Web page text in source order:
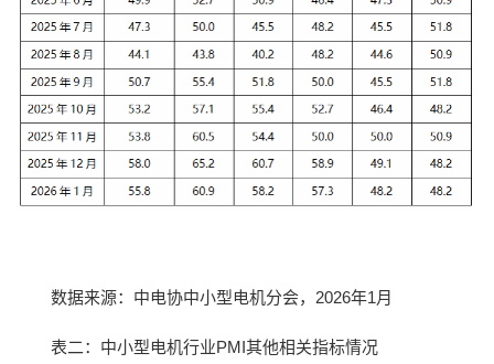
数据来源：中电协中小型电机分会，2026年1月
表二：中小型电机行业PMI其他相关指标情况